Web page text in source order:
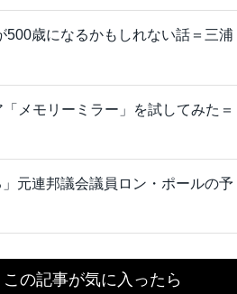
歳になるかもしれない話＝三浦
メモリーミラー」を試してみた＝
元連邦議会議員ロン・ポールの予
この記事が気に入ったら